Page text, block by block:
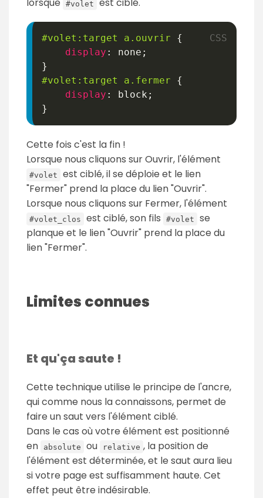
lorsque
#volet est ciblé.
#volet :target a .ouvrir
{
display : none ;
}
#volet :target a .fermer
{
display : block ;
}
Cette fois c'est la fin !
Lorsque nous cliquons sur Ouvrir, l'élément
#volet
est ciblé, il se déploie et le lien
"Fermer" prend la place du lien "Ouvrir".
Lorsque nous cliquons sur Fermer, l'élément
#volet_clos est ciblé, son fils #volet
se
planque et le lien "Ouvrir" prend la place du
lien "Fermer".
Limites connues
Et qu'ça saute !
Cette technique utilise le principe de l'ancre,
qui comme nous la connaissons, permet de
faire un saut vers l'élément ciblé.
Dans le cas où votre élément est positionné
en
absolute ou relative , la position de
l'élément est déterminée, et le saut aura lieu
si votre page est suffisamment haute. Cet
effet peut être indésirable.